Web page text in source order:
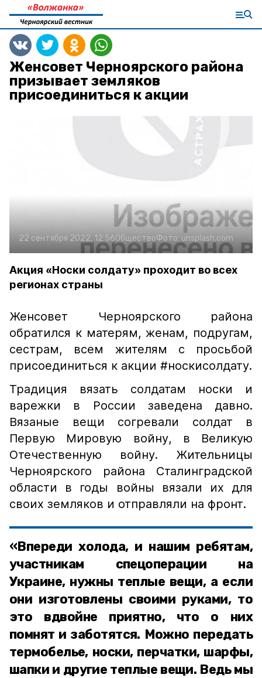
Женсовет Черноярского района
призывает земляков
присоединиться к акции
22 сентября 2022, 12:56ОбществоФото: unsplash.com
Акция «Носки солдату» проходит во всех
регионах страны
Женсовет Черноярского района
обратился к матерям, женам, подругам,
сестрам, всем жителям с просьбой
присоединиться к акции #носкисолдату.
Традиция вязать солдатам носки и
варежки в России заведена давно.
Вязаные вещи согревали солдат в
Первую Мировую войну, в Великую
Отечественную войну. Жительницы
Черноярского района Сталинградской
области в годы войны вязали их для
своих земляков и отправляли на фронт.
«Впереди холода, и нашим ребятам,
участникам спецоперации на
Украине, нужны теплые вещи, а если
они изготовлены своими руками, то
это вдвойне приятно, что о них
помнят и заботятся. Можно передать
термобелье, носки, перчатки, шарфы,
шапки и другие теплые вещи. Ведь мы